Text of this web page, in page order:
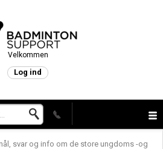
Velkommen
Log ind
svar og info om de store ungdoms -og